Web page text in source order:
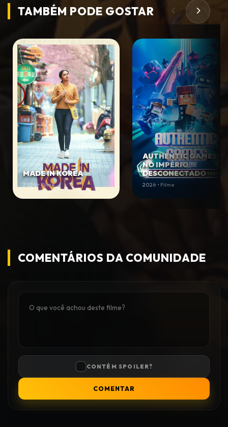
TAMBÉM PODE GOSTAR
MADE IN KOREA
2026 • Filme
AUTHENTIC GAMES:
NO IMPÉRIO
DESCONECTADO
2026 • Filme
COMENTÁRIOS DA COMUNIDADE
CONTÉM SPOILER?
COMENTAR